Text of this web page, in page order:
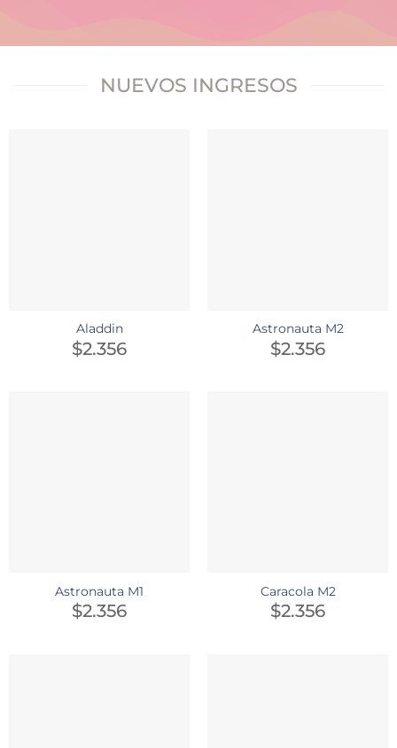
NUEVOS INGRESOS
Aladdin
$2.356
Astronauta M2
$2.356
Astronauta M1
$2.356
Caracola M2
$2.356